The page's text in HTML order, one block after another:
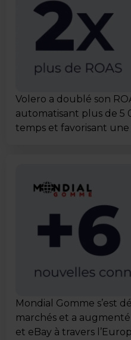
Volero a doublé son
automatisant plus de 5
temps et favorisant une
Mondial Gomme s’est
marchés et a
et eBay à travers